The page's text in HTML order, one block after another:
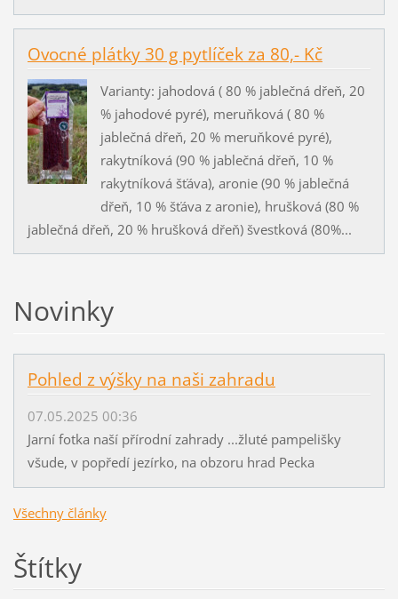
Ovocné plátky 30 g pytlíček za 80,- Kč
Varianty: jahodová ( 80 % jablečná dřeň, 20
% jahodové pyré), meruňková ( 80 %
jablečná dřeň, 20 % meruňkové pyré),
rakytníková (90 % jablečná dřeň, 10 %
rakytníková šťáva), aronie (90 % jablečná
dřeň, 10 % šťáva z aronie), hrušková (80 %
jablečná dřeň, 20 % hrušková dřeň) švestková (80%...
Novinky
Pohled z výšky na naši zahradu
07.05.2025 00:36
Jarní fotka naší přírodní zahrady ...žluté pampelišky
všude, v popředí jezírko, na obzoru hrad Pecka
Všechny články
Štítky